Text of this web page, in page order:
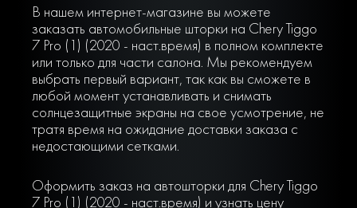
В нашем интернет-магазине вы можете
заказать автомобильные шторки на Chery Tiggo
7 Pro (1) (2020 - наст.время) в полном комплекте
или только для части салона. Мы рекомендуем
выбрать первый вариант, так как вы сможете в
любой момент устанавливать и снимать
солнцезащитные экраны на свое усмотрение, не
тратя время на ожидание доставки заказа с
недостающими сетками.
Оформить заказ на автошторки для Chery Tiggo
7 Pro (1) (2020 - наст.время) и узнать цену